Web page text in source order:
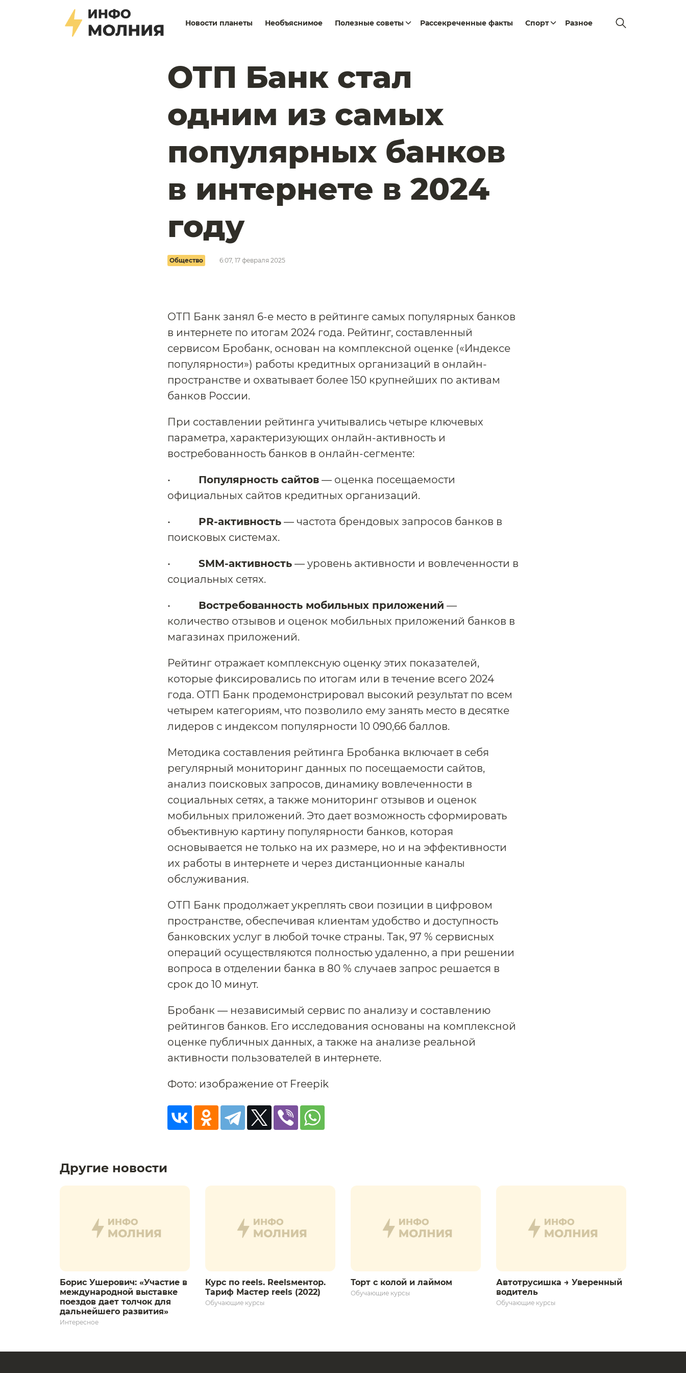
Новости планеты Необъяснимое Полезные советы Рассекреченные факты Спорт Разное
ОТП Банк стал
одним из самых
популярных банков
в интернете в 2024
году
Общество 6:07, 17 февраля 2025
ОТП Банк занял 6-е место в рейтинге самых популярных банков
в интернете по итогам 2024 года. Рейтинг, составленный
сервисом Бробанк, основан на комплексной оценке («Индексе
популярности») работы кредитных организаций в онлайн-
пространстве и охватывает более 150 крупнейших по активам
банков России.
При составлении рейтинга учитывались четыре ключевых
параметра, характеризующих онлайн-активность и
востребованность банков в онлайн-сегменте:
• Популярность сайтов — оценка посещаемости
официальных сайтов кредитных организаций.
• PR-активность — частота брендовых запросов банков в
поисковых системах.
• SMM-активность — уровень активности и вовлеченности в
социальных сетях.
• Востребованность мобильных приложений —
количество отзывов и оценок мобильных приложений банков в
магазинах приложений.
Рейтинг отражает комплексную оценку этих показателей,
которые фиксировались по итогам или в течение всего 2024
года. ОТП Банк продемонстрировал высокий результат по всем
четырем категориям, что позволило ему занять место в десятке
лидеров с индексом популярности 10 090,66 баллов.
Методика составления рейтинга Бробанка включает в себя
регулярный мониторинг данных по посещаемости сайтов,
анализ поисковых запросов, динамику вовлеченности в
социальных сетях, а также мониторинг отзывов и оценок
мобильных приложений. Это дает возможность сформировать
объективную картину популярности банков, которая
основывается не только на их размере, но и на эффективности
их работы в интернете и через дистанционные каналы
обслуживания.
ОТП Банк продолжает укреплять свои позиции в цифровом
пространстве, обеспечивая клиентам удобство и доступность
банковских услуг в любой точке страны. Так, 97 % сервисных
операций осуществляются полностью удаленно, а при решении
вопроса в отделении банка в 80 % случаев запрос решается в
срок до 10 минут.
Бробанк — независимый сервис по анализу и составлению
рейтингов банков. Его исследования основаны на комплексной
оценке публичных данных, а также на анализе реальной
активности пользователей в интернете.
Фото: изображение от Freepik
Другие новости
Борис Ушерович: «Участие в
международной выставке
поездов дает толчок для
дальнейшего развития»
Интересное
Курс по reels. Reelsментор.
Тариф Мастер reels (2022)
Обучающие курсы
Торт с колой и лаймом
Обучающие курсы
Автотрусишка → Уверенный
водитель​
Обучающие курсы